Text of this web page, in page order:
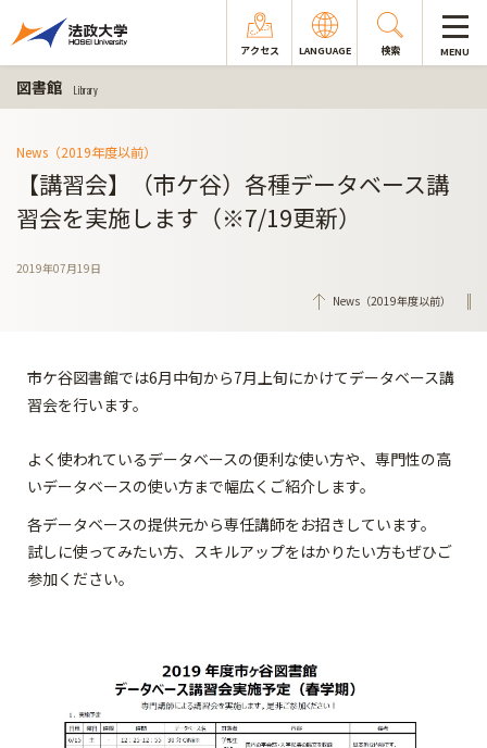
アクセス LANGUAGE 検索 MENU
図書館 Library
News（2019年度以前）
【講習会】（市ケ谷）各種データベース講
習会を実施します（※7/19更新）
2019年07月19日
News（2019年度以前）
市ケ谷図書館では6月中旬から7月上旬にかけてデータベース講
習会を行います。
よく使われているデータベースの便利な使い方や、専門性の高
いデータベースの使い方まで幅広くご紹介します。
各データベースの提供元から専任講師をお招きしています。
試しに使ってみたい方、スキルアップをはかりたい方もぜひご
参加ください。